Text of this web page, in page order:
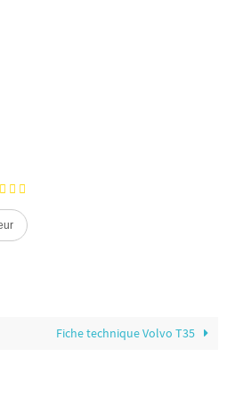
Fiche technique Volvo T35